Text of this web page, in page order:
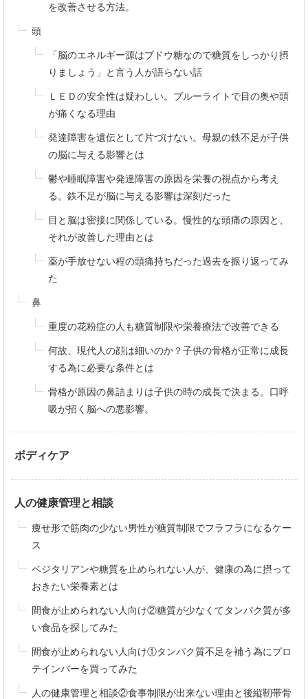
を改善させる方法。
頭
「脳のエネルギー源はブドウ糖なので糖質をしっかり摂
りましょう」と言う人が語らない話
ＬＥＤの安全性は疑わしい。ブルーライトで目の奥や頭
が痛くなる理由
発達障害を遺伝として片づけない。母親の鉄不足が子供
の脳に与える影響とは
鬱や睡眠障害や発達障害の原因を栄養の視点から考え
る。鉄不足が脳に与える影響は深刻だった
目と脳は密接に関係している。慢性的な頭痛の原因と、
それが改善した理由とは
薬が手放せない程の頭痛持ちだった過去を振り返ってみ
た
鼻
重度の花粉症の人も糖質制限や栄養療法で改善できる
何故、現代人の顔は細いのか？子供の骨格が正常に成長
する為に必要な条件とは
骨格が原因の鼻詰まりは子供の時の成長で決まる。口呼
吸が招く脳への悪影響。
ボディケア
人の健康管理と相談
痩せ形で筋肉の少ない男性が糖質制限でフラフラになるケー
ス
ベジタリアンや糖質を止められない人が、健康の為に摂って
おきたい栄養素とは
間食が止められない人向け②糖質が少なくてタンパク質が多
い食品を探してみた
間食が止められない人向け①タンパク質不足を補う為にプロ
テインバーを買ってみた
人の健康管理と相談②食事制限が出来ない理由と後縦靭帯骨